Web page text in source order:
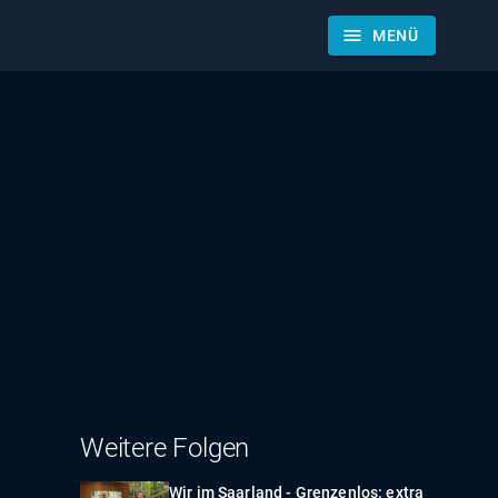
menu MENÜ
Weitere Folgen
Wir im Saarland - Grenzenlos: extra